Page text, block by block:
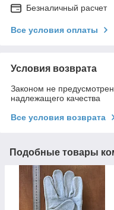
Безналичный расчет
Все условия оплаты
Условия возврата
Законом не
надлежащего качества
Все условия возврата
Подобные товары